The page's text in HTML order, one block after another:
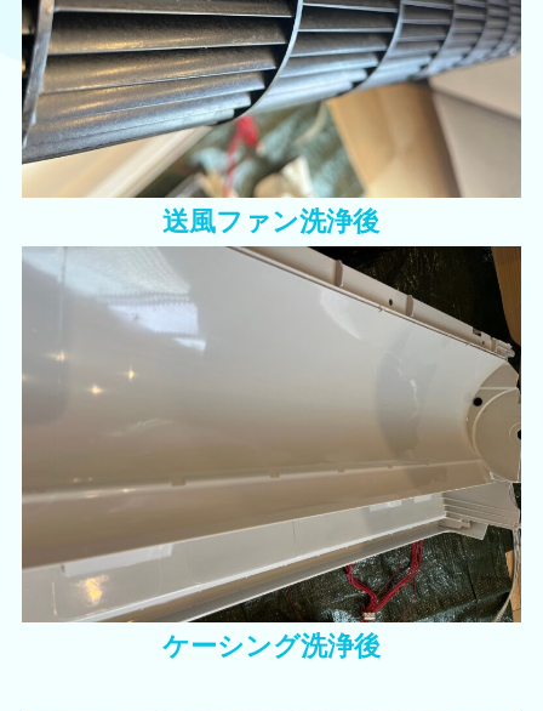
送風ファン洗浄後
ケーシング洗浄後